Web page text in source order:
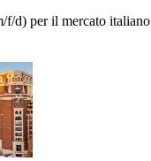
f/d) per il mercato italiano